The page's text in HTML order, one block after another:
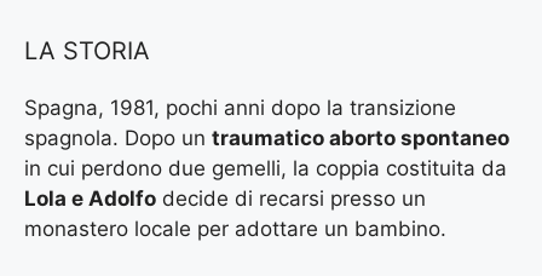
LA STORIA
Spagna, 1981, pochi anni dopo la transizione
spagnola. Dopo un traumatico aborto spontaneo
in cui perdono due gemelli, la coppia costituita da
Lola e Adolfo decide di recarsi presso un
monastero locale per adottare un bambino.